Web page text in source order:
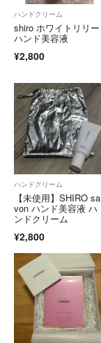
ハンドクリーム
shiro ホワイトリリー
ハンド美容液
¥2,800
ハンドクリーム
【未使用】SHIRO sa
von ハンド美容液 ハ
ンドクリーム
¥2,800